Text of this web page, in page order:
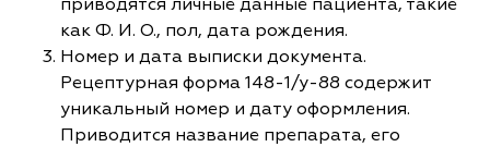
как Ф. И. О., пол, дата рождения.
Номер и дата выписки документа.
Рецептурная форма 148-1/у-88 содержит
уникальный номер и дату оформления.
Приводится название препарата, его